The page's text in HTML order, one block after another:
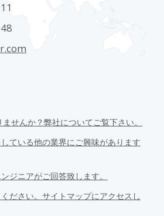
せんか？弊社についてご覧下さい。
ている他の業界にご興味があります
ジニアがご回答致します。
ださい。サイトマップにアクセスし